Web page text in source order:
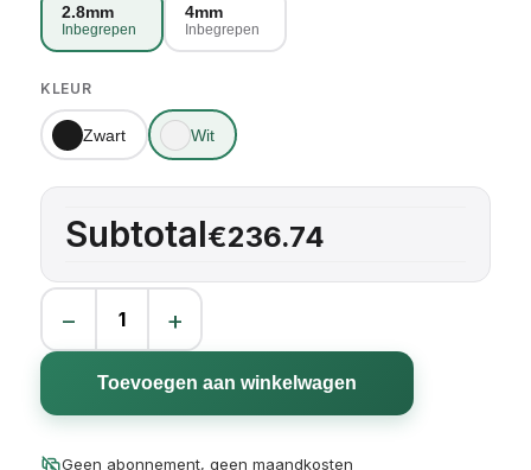
2.8mm
Inbegrepen
4mm
Inbegrepen
KLEUR
Zwart Wit
Subtotal€236.74
−
ColorVu 4MP Mini Bullet aantal
+
Toevoegen aan winkelwagen
Geen abonnement, geen maandkosten